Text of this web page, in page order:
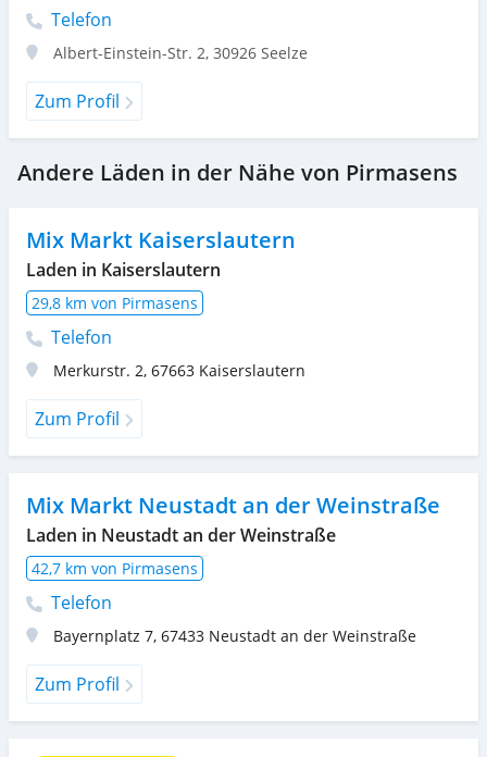
Telefon
Albert-Einstein-Str. 2, 30926 Seelze
Zum Profil
Andere Läden in der Nähe von Pirmasens
Mix Markt Kaiserslautern
Laden in Kaiserslautern
29,8 km von Pirmasens
Telefon
Merkurstr. 2, 67663 Kaiserslautern
Zum Profil
Mix Markt Neustadt an der Weinstraße
Laden in Neustadt an der Weinstraße
42,7 km von Pirmasens
Telefon
Bayernplatz 7, 67433 Neustadt an der Weinstraße
Zum Profil